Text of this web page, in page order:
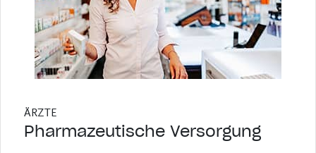
ÄRZTE
Pharmazeutische Versorgung